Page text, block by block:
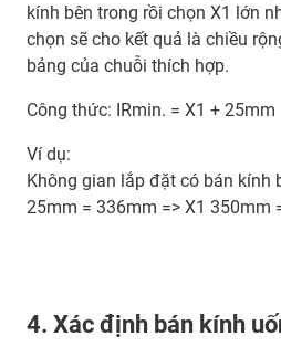
kính bên trong rồi chọn X1 lớn
chọn sẽ cho kết quả là chiều
bảng của chuỗi thích hợp.
Công thức: IRmin. = X1 + 25mm
Ví dụ:
Không gian lắp đặt có bán kính
25mm = 336mm => X1 350mm
4. Xác định bán kính